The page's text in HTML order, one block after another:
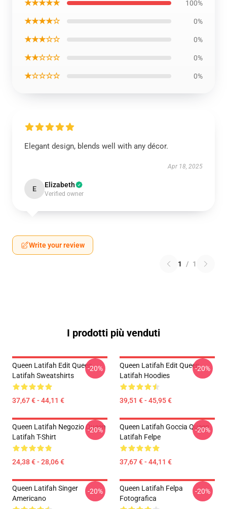
★★★★★ 100%
★★★★☆ 0%
★★★☆☆ 0%
★★☆☆☆ 0%
★☆☆☆☆ 0%
Elegant design, blends well with any décor.
Apr 18, 2025
E Elizabeth
Verified owner
Write your review
1 / 1
I prodotti più venduti
Queen Latifah Edit Queen
Latifah Sweatshirts
37,67 € - 44,11 €
-20%
Queen Latifah Edit Queen
Latifah Hoodies
39,51 € - 45,95 €
-20%
Queen Latifah Negozio Queen
Latifah T-Shirt
24,38 € - 28,06 €
-20%
Queen Latifah Goccia Queen
Latifah Felpe
37,67 € - 44,11 €
-20%
Queen Latifah Singer
Americano
-20%
Queen Latifah Felpa
Fotografica
-20%